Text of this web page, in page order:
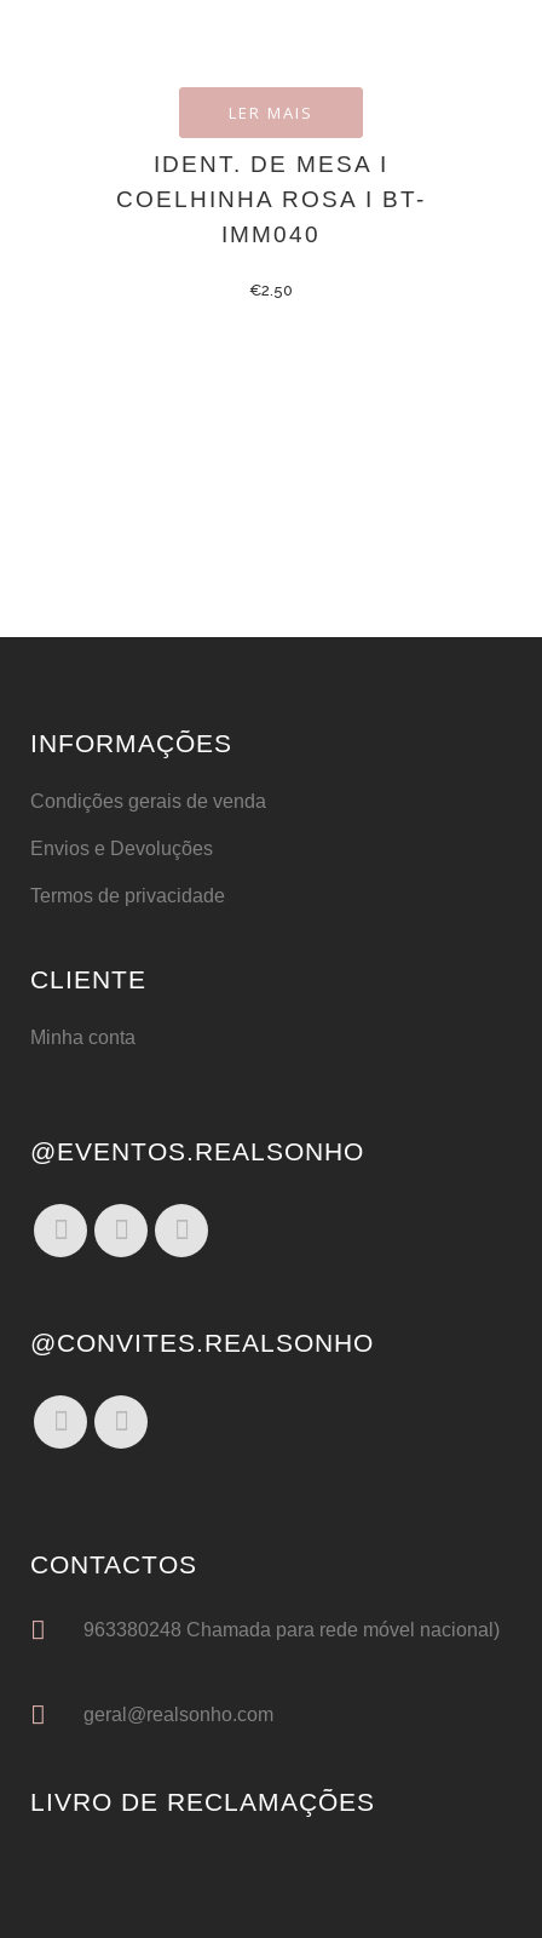
LER MAIS
IDENT. DE MESA I
COELHINHA ROSA I BT-
IMM040
€2.50
INFORMAÇÕES
Condições gerais de venda
Envios e Devoluções
Termos de privacidade
CLIENTE
Minha conta
@EVENTOS.REALSONHO
@CONVITES.REALSONHO
CONTACTOS
963380248 Chamada para rede móvel nacional)
geral@realsonho.com
LIVRO DE RECLAMAÇÕES